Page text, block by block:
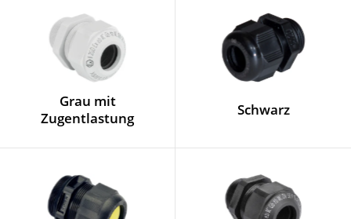
Grau mit
Zugentlastung
Schwarz